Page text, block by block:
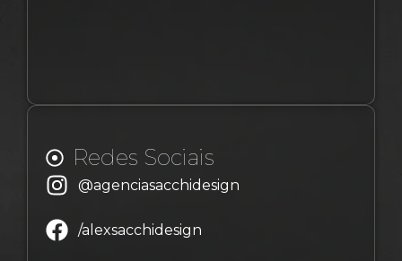
Redes Sociais
@agenciasacchidesign
/alexsacchidesign